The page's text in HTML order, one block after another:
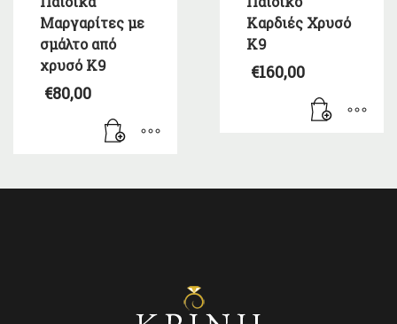
Μαργαρίτες με
σμάλτο από
χρυσό Κ9
€80,00
Καρδιές Χρυσό
K9
€160,00